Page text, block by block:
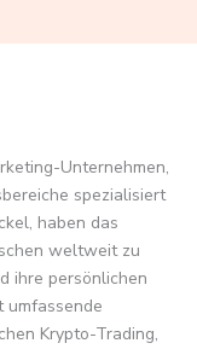
Unternehmen,
spezialisiert
haben das
weltweit zu
ihre persönlichen
umfassende
Krypto-Trading,